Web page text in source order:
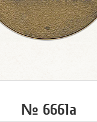
№ 6661а